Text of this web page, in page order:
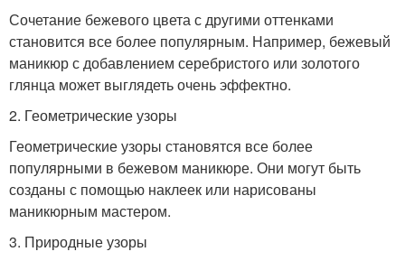
Сочетание бежевого цвета с другими оттенками
становится все более популярным. Например, бежевый
маникюр с добавлением серебристого или золотого
глянца может выглядеть очень эффектно.
2. Геометрические узоры
Геометрические узоры становятся все более
популярными в бежевом маникюре. Они могут быть
созданы с помощью наклеек или нарисованы
маникюрным мастером.
3. Природные узоры